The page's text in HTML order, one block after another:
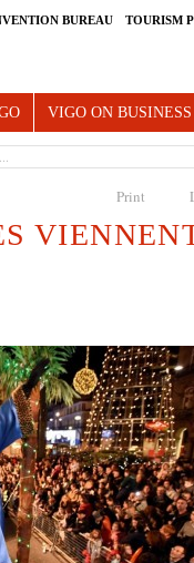
BUREAU TOURISM
VIGO ON BUSINESS
Print